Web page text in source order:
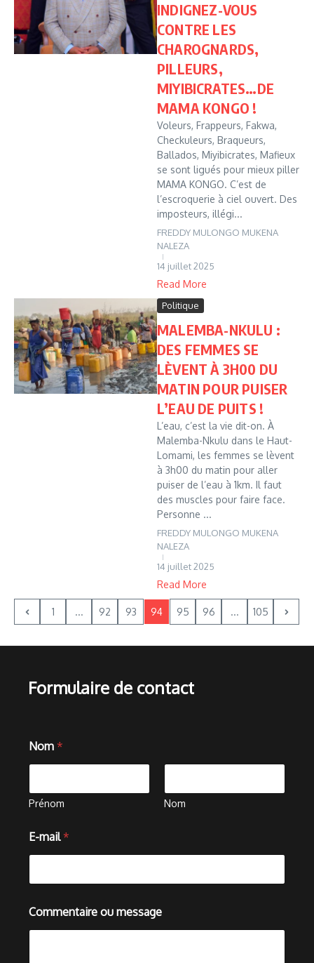
INDIGNEZ-VOUS
CONTRE LES
CHAROGNARDS,
PILLEURS,
MIYIBICRATES…DE
MAMA KONGO !
Voleurs, Frappeurs, Fakwa,
Checkuleurs, Braqueurs,
Ballados, Miyibicrates, Mafieux
se sont ligués pour mieux piller
MAMA KONGO. C’est de
l’escroquerie à ciel ouvert. Des
imposteurs, illégi...
FREDDY MULONGO MUKENA
NALEZA
14 juillet 2025
Read More
Politique
MALEMBA-NKULU :
DES FEMMES SE
LÈVENT À 3H00 DU
MATIN POUR PUISER
L’EAU DE PUITS !
L’eau, c’est la vie dit-on. À
Malemba-Nkulu dans le Haut-
Lomami, les femmes se lèvent
à 3h00 du matin pour aller
puiser de l’eau à 1km. Il faut
des muscles pour faire face.
Personne ...
FREDDY MULONGO MUKENA
NALEZA
14 juillet 2025
Read More
1 ... 92 93 94 95 96 ... 105
Formulaire de contact
Nom *
Prénom Nom
-
m
i
m
e
s
E-mail *
Commentaire ou message